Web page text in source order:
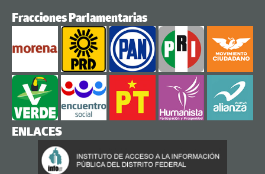
Fracciones Parlamentarias
ENLACES